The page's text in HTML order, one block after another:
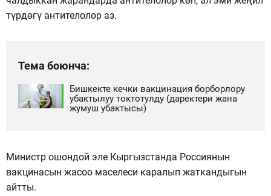
түрдөгү антителолор аз.
Тема боюнча:
Бишкекте кечки вакцинация борборлору
убактылуу токтотулду (даректери жана
жумуш убактысы)
Министр ошондой эле Кыргызстанда Россиянын
вакцинасын жасоо маселеси каралып жаткандыгын
айтты.